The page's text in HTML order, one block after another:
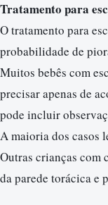
Tratamento para
O tratamento para
probabilidade de
Muitos bebês com
precisar apenas de
pode incluir
A maioria dos casos
Outras crianças com
da parede torácica e